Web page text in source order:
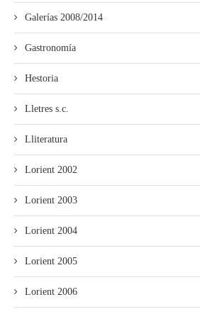
Galerías 2008/2014
Gastronomía
Hestoria
Lletres s.c.
Lliteratura
Lorient 2002
Lorient 2003
Lorient 2004
Lorient 2005
Lorient 2006